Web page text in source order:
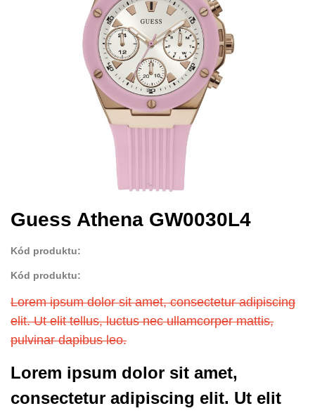
Guess Athena GW0030L4
Kód produktu:
Kód produktu:
Lorem ipsum dolor sit amet, consectetur adipiscing
elit. Ut elit tellus, luctus nec ullamcorper mattis,
pulvinar dapibus leo.
Lorem ipsum dolor sit amet,
consectetur adipiscing elit. Ut elit